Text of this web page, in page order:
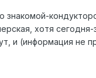
знакомой-
хотя
и (информация не